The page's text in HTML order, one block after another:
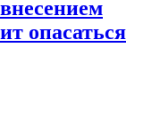
опасаться